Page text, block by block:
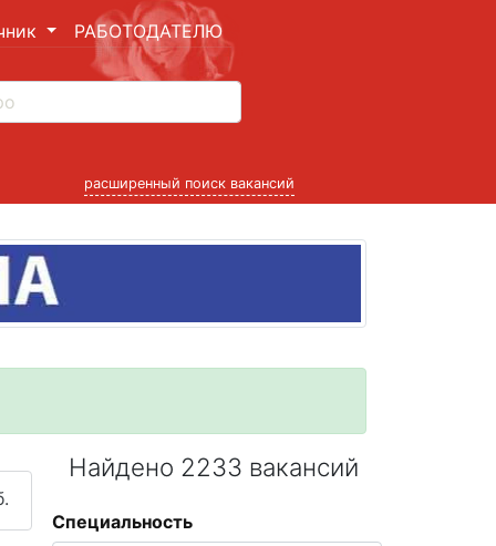
РАБОТОДАТЕЛЮ
расширенный поиск вакансий
Найдено 2233 вакансий
Специальность